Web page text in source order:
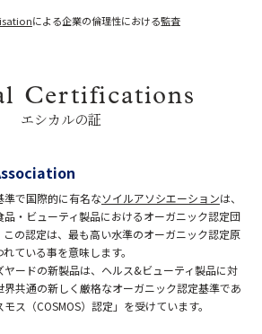
による企業の倫理性における監査
Certifications
エシカルの証
準で国際的に有名なソイルアソシエーションは、
品・ビューティ製品におけるオーガニック認定団
この認定は、最も高い水準のオーガニック認定原
ている事を意味します。
ヤードの新製品は、ヘルス&ビューティ製品に対
界共通の新しく厳格なオーガニック認定基準であ
モス（COSMOS）認定」を受けています。